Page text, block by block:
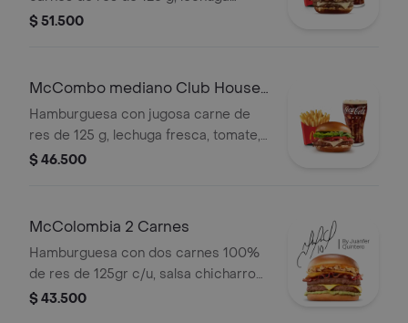
fresca, tomate, cebolla grillada,
suave tipo Brioche. Acompañada de
mediana a elección.
$ 51.500
McCombo mediano Club House 1
Carne
Hamburguesa con jugosa carne de
res de 125 g, lechuga fresca, tomate,
cebolla grillada, tocineta ahumada,
Acompañada de papas fritas
elección.
$ 46.500
McColombia 2 Carnes
Hamburguesa con dos carnes 100%
de res de 125gr c/u, salsa chicharron,
cebolla crispy, tajada de platano,
$ 43.500